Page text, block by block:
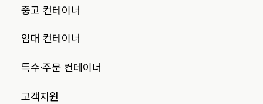
중고 컨테이너
임대 컨테이너
특수·주문 컨테이너
고객지원